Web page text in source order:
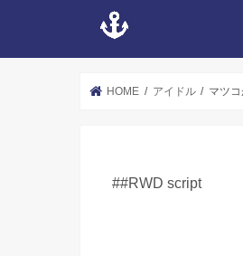
HOME アイドル マツ
##RWD script